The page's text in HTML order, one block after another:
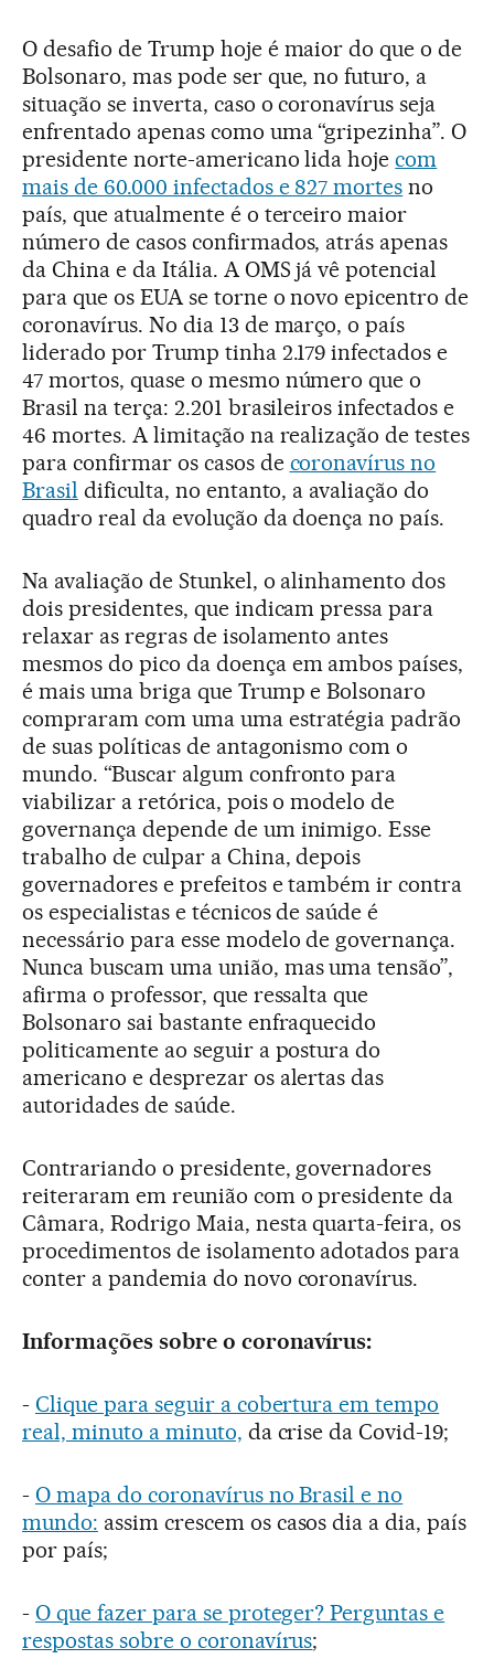
O desafio de Trump hoje é maior do que o de
Bolsonaro, mas pode ser que, no futuro, a
situação se inverta, caso o coronavírus seja
enfrentado apenas como uma “gripezinha”. O
presidente norte-americano lida hojecom
mais de 60.000 infectados e 827 mortes no
país, que atualmente é o terceiro maior
número de casos confirmados, atrás apenas
da China e da Itália. A OMS já vê potencial
para que os EUA se torne o novo epicentro de
coronavírus. No dia 13 de março, o país
liderado por Trump tinha 2.179 infectados e
47 mortos, quase o mesmo número que o
Brasil na terça: 2.201 brasileiros infectados e
46 mortes. A limitação na realização de testes
para confirmar os casos de coronavírus no
Brasil dificulta, no entanto, a avaliação do
quadro real da evolução da doença no país.
Na avaliação de Stunkel, o alinhamento dos
dois presidentes, que indicam pressa para
relaxar as regras de isolamento antes
mesmos do pico da doença em ambos países,
é mais uma briga que Trump e Bolsonaro
compraram com uma uma estratégia padrão
de suas políticas de antagonismo com o
mundo. “Buscar algum confronto para
viabilizar a retórica, pois o modelo de
governança depende de um inimigo. Esse
trabalho de culpar a China, depois
governadores e prefeitos e também ir contra
os especialistas e técnicos de saúde é
necessário para esse modelo de governança.
Nunca buscam uma união, mas uma tensão”,
afirma o professor, que ressalta que
Bolsonaro sai bastante enfraquecido
politicamente ao seguir a postura do
americano e desprezar os alertas das
autoridades de saúde.
Contrariando o presidente, governadores
reiteraram em reunião com o presidente da
Câmara, Rodrigo Maia, nesta quarta-feira, os
procedimentos de isolamento adotados para
conter a pandemia do novo coronavírus.
Informações sobre o coronavírus:
- Clique para seguir a cobertura em tempo
real, minuto a minuto, da crise da Covid-19;
- O mapa do coronavírus no Brasil e no
mundo: assim crescem os casos dia a dia, país
por país;
- O que fazer para se proteger? Perguntas e
respostas sobre o coronavírus;